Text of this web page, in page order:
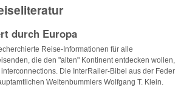
durch Europa
Reise-Informationen für alle
die den "alten" Kontinent entdecken wollen,
Die InterRailer-Bibel aus der Feder
Weltenbummlers Wolfgang T. Klein.